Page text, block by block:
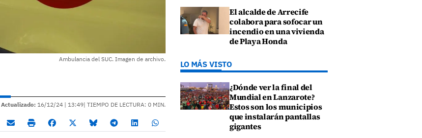
Ambulancia del SUC. Imagen de archivo.
Actualizado: 16/12/24 | 13:49| TIEMPO DE LECTURA: 0 MIN.
El alcalde de Arrecife
colabora para sofocar un
incendio en una vivienda
de Playa Honda
LO MÁS VISTO
¿Dónde ver la final del
Mundial en Lanzarote?
Estos son los municipios
que instalarán pantallas
gigantes